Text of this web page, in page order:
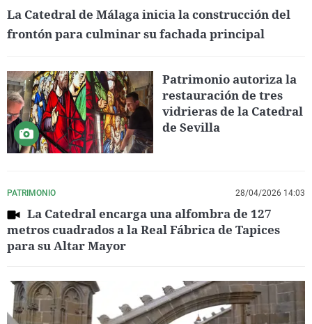
La Catedral de Málaga inicia la construcción del
frontón para culminar su fachada principal
Patrimonio autoriza la
restauración de tres
vidrieras de la Catedral
de Sevilla
PATRIMONIO 28/04/2026 14:03
La Catedral encarga una alfombra de 127
metros cuadrados a la Real Fábrica de Tapices
para su Altar Mayor